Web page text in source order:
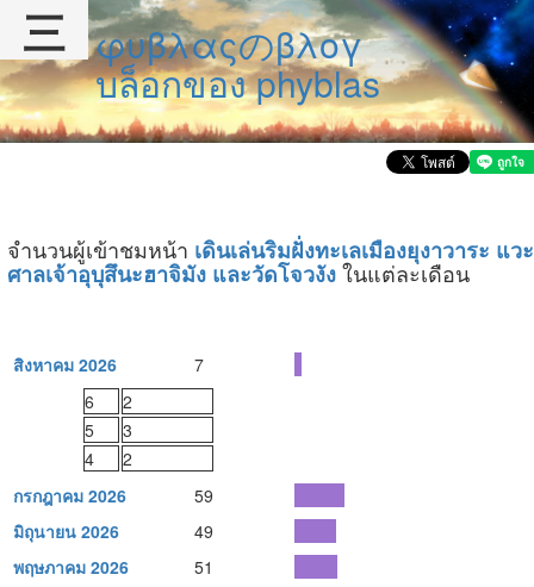
φυβλαςのβλογ
บล็อกของ phyblas
จำนวนผู้เข้าชมหน้า เดินเล่นริมฝั่งทะเลเมืองยุงาวาระ แวะ
ศาลเจ้าอุบุสึนะฮาจิมัง และวัดโจวงังในแต่ละเดือน
สิงหาคม 2026
7
6
2
5
3
4
2
กรกฎาคม 2026
59
มิถุนายน 2026
49
พฤษภาคม 2026
51
三